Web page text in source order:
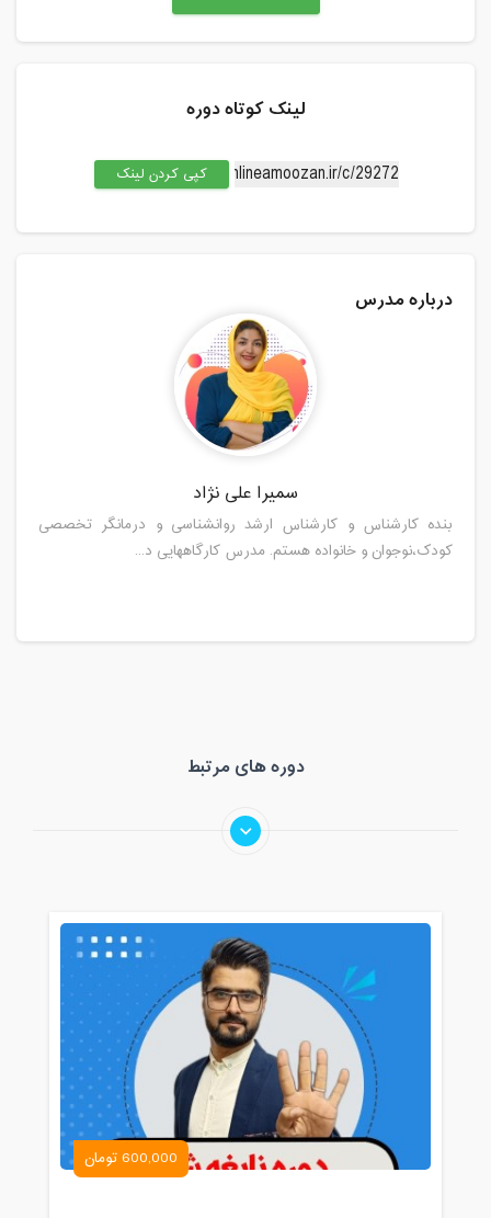
لینک کوتاه دوره
کپی کردن لینک
درباره مدرس
سمیرا علی نژاد
بنده کارشناس و کارشناس ارشد روانشناسی و درمانگر تخصصی
کودک،نوجوان و خانواده هستم. مدرس کارگاههایی د...
دوره های مرتبط
600,000 تومان